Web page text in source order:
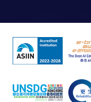
學院為學歷頒
課程負責人會為
心或以郵遞方式